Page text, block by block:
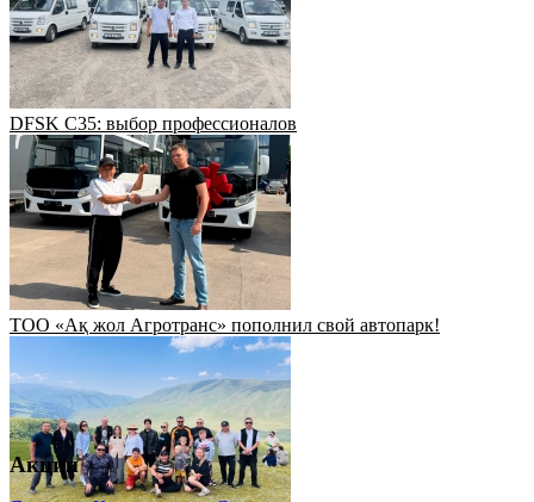
DFSK C35: выбор профессионалов
ТОО «Ақ жол Агротранс» пополнил свой автопарк!
Акции